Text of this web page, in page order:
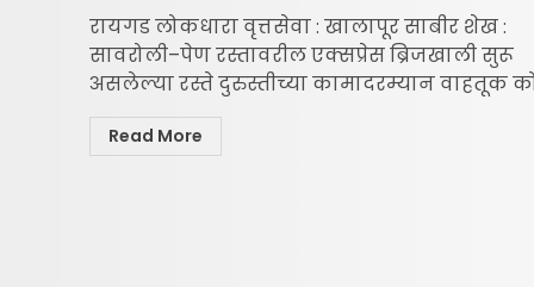
रायगड लोकधारा वृत्तसेवा : खालापूर साबीर शेख :
सावरोली–पेण रस्तावरील एक्सप्रेस ब्रिजखाली सुरू
असलेल्या रस्ते दुरुस्तीच्या कामादरम्यान वाहतूक
Read More